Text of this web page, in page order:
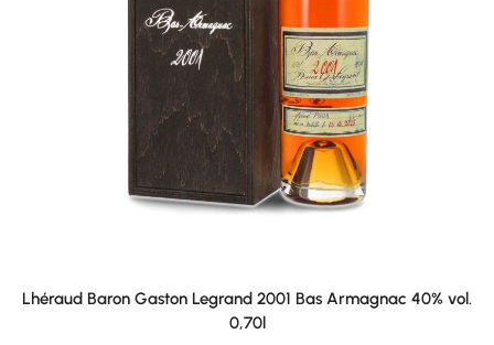
Lhéraud Baron Gaston Legrand 2001 Bas Armagnac 40% vol.
0,70l